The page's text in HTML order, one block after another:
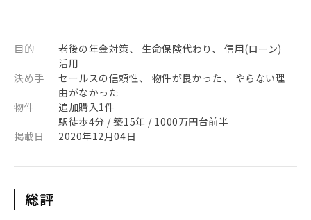
目的
老後の年金対策、 生命保険代わり、 信用(ローン)
活用
決め手
セールスの信頼性、 物件が良かった、 やらない理
由がなかった
物件
追加購入1件
駅徒歩4分 / 築15年 / 1000万円台前半
掲載日
2020年12月04日
総評